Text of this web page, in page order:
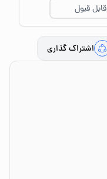
قابل قبول
اشتراک گذاری